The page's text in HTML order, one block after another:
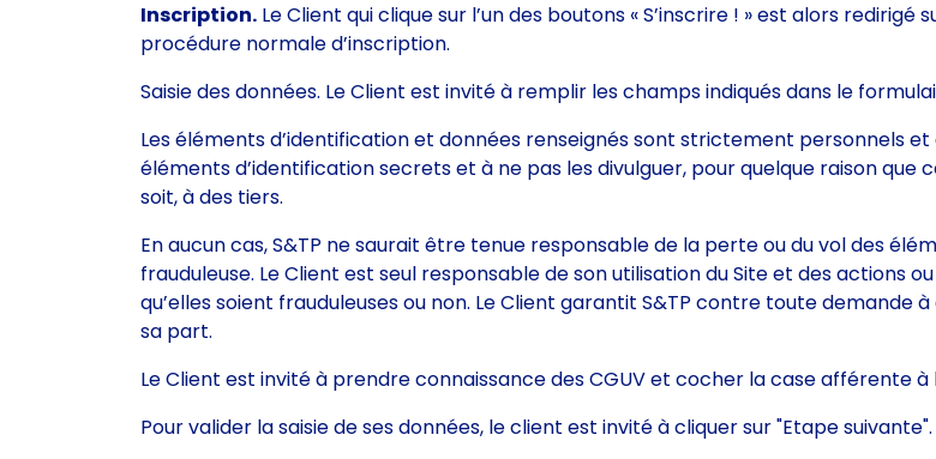
Inscription. Le Client qui clique sur l’un des boutons « S’inscrire ! » est alors
procédure normale d’inscription.
Saisie des données. Le Client est invité à remplir les champs indiqués dans le
Les éléments d’identification et données renseignés sont strictement personnels et
éléments d’identification secrets et à ne pas les divulguer, pour quelque raison que
soit, à des tiers.
En aucun cas, S&TP ne saurait être tenue responsable de la perte ou du vol des
frauduleuse. Le Client est seul responsable de son utilisation du Site et des actions
qu’elles soient frauduleuses ou non. Le Client garantit S&TP contre toute
sa part.
Le Client est invité à prendre connaissance des CGUV et cocher la case afférente
Pour valider la saisie de ses données, le client est invité à cliquer sur "Etape suivante".